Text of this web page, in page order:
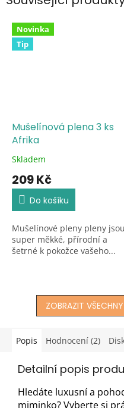
Novinka
Tip
Mušelínová plena 3 ks
Afrika
Průměrné
hodnocení
produktu
5,0
5
hvězdiček.
Skladem
209 Kč
Do košíku
Mušelínové pleny pleny jsou
super měkké, přírodní a
šetrné k pokožce vašeho...
ZOBRAZIT
Popis Hodnocení (2)
Detailní popis
Hledáte luxusní a
miminko? Vyberte si